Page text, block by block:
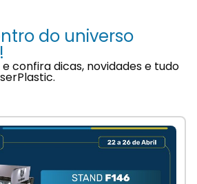
do universo
confira dicas, novidades e tudo